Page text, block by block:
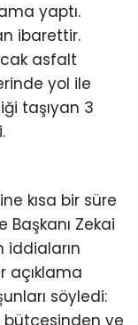
yaptı.
ibarettir.
asfalt
yol ile
taşıyan 3
kısa bir süre
Başkanı Zekai
iddiaların
açıklama
söyledi:
bütçesinden ve